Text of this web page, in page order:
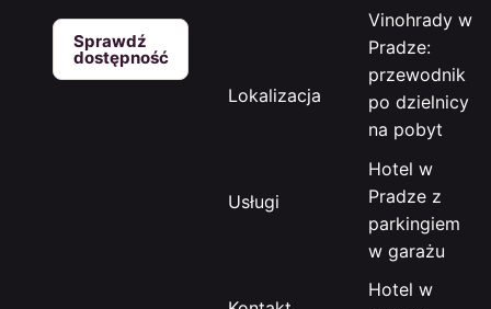
Sprawdź
dostępność
Lokalizacja
Usługi
Vinohrady w
Pradze:
przewodnik
po dzielnicy
na pobyt
Hotel w
Pradze z
parkingiem
w garażu
Hotel w